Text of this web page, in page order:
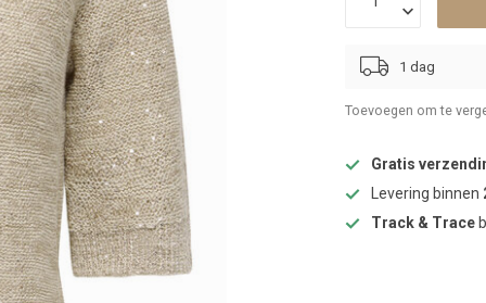
1 dag
Toevoegen om te
Gratis
Levering binnen
Track & Trace